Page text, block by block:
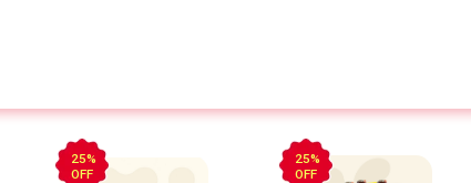
25%
OFF
25%
OFF